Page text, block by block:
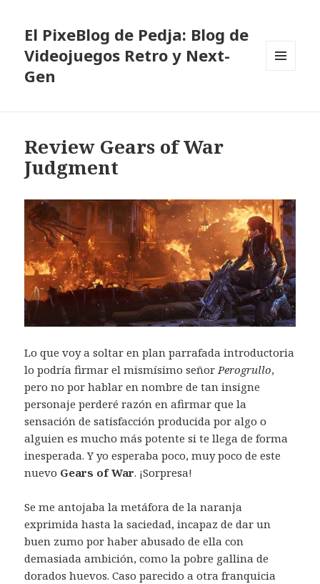
El PixeBlog de Pedja: Blog de
Videojuegos Retro y Next-
Gen
Review Gears of War
Judgment
Lo que voy a soltar en plan parrafada introductoria
lo podría firmar el mismísimo señorPerogrullo,
pero no por hablar en nombre de tan insigne
personaje perderé razón en afirmar que la
sensación de satisfacción producida por algo o
alguien es mucho más potente si te llega de forma
inesperada. Y yo esperaba poco, muy poco de este
nuevo Gears of War. ¡Sorpresa!
Se me antojaba la metáfora de la naranja
exprimida hasta la saciedad, incapaz de dar un
buen zumo por haber abusado de ella con
demasiada ambición, como la pobre gallina de
dorados huevos. Caso parecido a otra franquicia